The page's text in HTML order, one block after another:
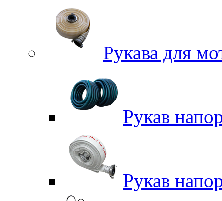
Рукава для
Рукав
Рукав